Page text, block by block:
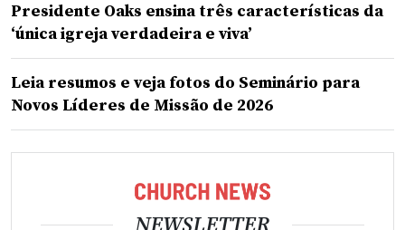
Presidente Oaks ensina três características da
‘única igreja verdadeira e viva’
Leia resumos e veja fotos do Seminário para
Novos Líderes de Missão de 2026